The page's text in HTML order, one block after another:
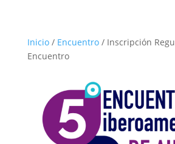
Inicio/ Encuentro/ Inscripción
Encuentro